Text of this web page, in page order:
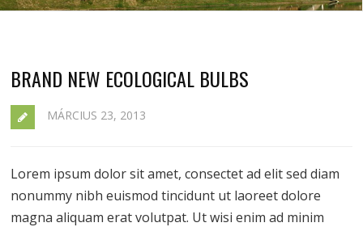
BRAND NEW ECOLOGICAL BULBS
MÁRCIUS 23, 2013
Lorem ipsum dolor sit amet, consectet ad elit sed diam
nonummy nibh euismod tincidunt ut laoreet dolore
magna aliquam erat volutpat. Ut wisi enim ad minim